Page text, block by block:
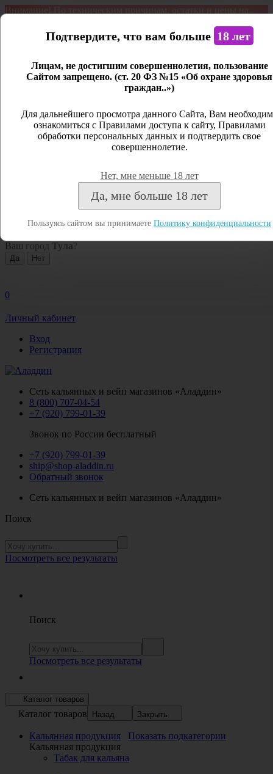
Внимание! По техническим причинам, остатки и цены на
является демонстрационным. Дистанционная продажа не
Открыть сайдбар
Личный кабинет
Закрыть
Посмотреть все результаты
Ваш город Тула ?
0
Личный кабинет
Вход
Регистрация
Сеть кальянных и вейп магазинов «Аладдин»
8 (800) 707-04-54
+7 (920) 799-01-39
Звонок по России бесплатный
+7 (920) 799-01-39
ship@shop-aladdin.ru
Обратный звонок
Сеть кальянных и вейп магазинов «Аладдин»
Поиск
Посмотреть все результаты
Поиск
Посмотреть все результаты
Каталог товаров
Каталог товаров Назад Закрыть
Кальянная продукция
Показать подкатегории
Кальянная продукция
Табак для кальяна
Подтвердите, что вам больше 18 лет
Лицам, не достигшим совершеннолетия, пользование
Сайтом запрещено. (ст. 20 ФЗ №15 «Об охране здоровья
граждан..»)
Для дальнейшего просмотра данного Сайта, Вам
ознакомиться с Правилами доступа к сайту, Правилами
обработки персональных данных и подтвердить свое
совершеннолетие.
Нет, мне меньше 18 лет
Да, мне больше 18 лет
Пользуясь сайтом вы принимаете Политику конфиденциальности